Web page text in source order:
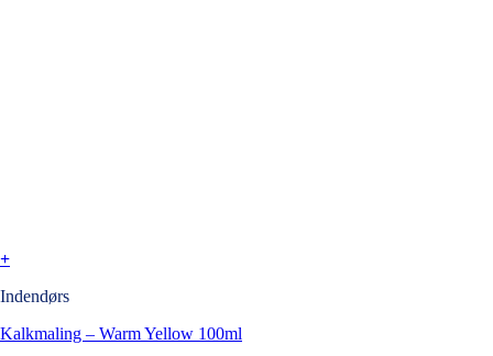
+
Indendørs
Kalkmaling – Warm Yellow 100ml